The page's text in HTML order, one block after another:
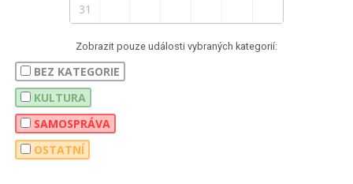
31
Zobrazit pouze události vybraných kategorií:
BEZ KATEGORIE
KULTURA
SAMOSPRÁVA
OSTATNÍ